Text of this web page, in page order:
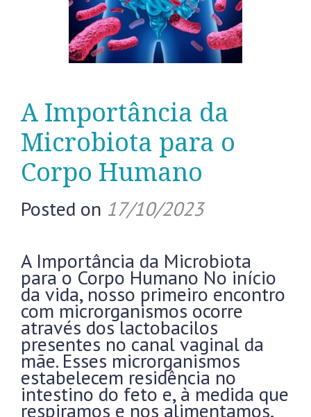
A Importância da
Microbiota para o
Corpo Humano
Posted on 17/10/2023
A Importância da Microbiota
para o Corpo Humano No início
da vida, nosso primeiro encontro
com microrganismos ocorre
através dos lactobacilos
presentes no canal vaginal da
mãe. Esses microrganismos
estabelecem residência no
intestino do feto e, à medida que
respiramos e nos alimentamos,